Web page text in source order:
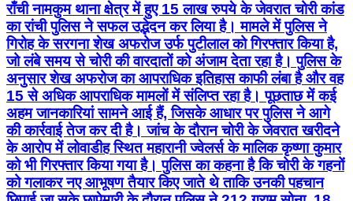
राँची नामकुम थाना क्षेत्र में हुए 15 लाख रुपये के जेवरात चोरी कांड
का रांची पुलिस ने सफल उद्भेदन कर लिया है। मामले में पुलिस ने
गिरोह के सरगना शेख अफरोज उर्फ पुटीलाल को गिरफ्तार किया है,
जो लंबे समय से चोरी की वारदातों को अंजाम देता रहा है। पुलिस के
अनुसार शेख अफरोज का आपराधिक इतिहास काफी लंबा है और वह
15 से अधिक आपराधिक मामलों में संलिप्त रहा है। पूछताछ में कई
अहम जानकारियां सामने आई हैं, जिसके आधार पर पुलिस ने आगे
की कार्रवाई तेज कर दी है। जांच के दौरान चोरी के जेवरात खरीदने
के आरोप में लोवाडीह स्थित महारानी ज्वेलर्स के मालिक कृष्णा कुमार
को भी गिरफ्तार किया गया है। पुलिस का कहना है कि चोरी के गहनों
को गलाकर नए आभूषण तैयार किए जाते थे ताकि उनकी पहचान